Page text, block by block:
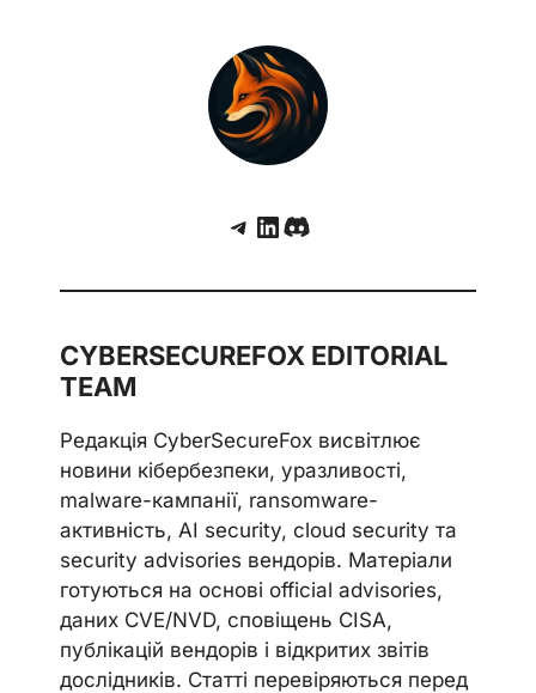
Telegram
LinkedIn
Discord
CYBERSECUREFOX EDITORIAL
TEAM
Редакція CyberSecureFox висвітлює
новини кібербезпеки, уразливості,
malware-кампанії, ransomware-
активність, AI security, cloud security та
security advisories вендорів. Матеріали
готуються на основі official advisories,
даних CVE/NVD, сповіщень CISA,
публікацій вендорів і відкритих звітів
дослідників. Статті перевіряються перед